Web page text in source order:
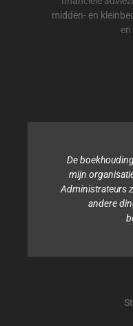
midden- en
De
mijn
Administrateurs
andere